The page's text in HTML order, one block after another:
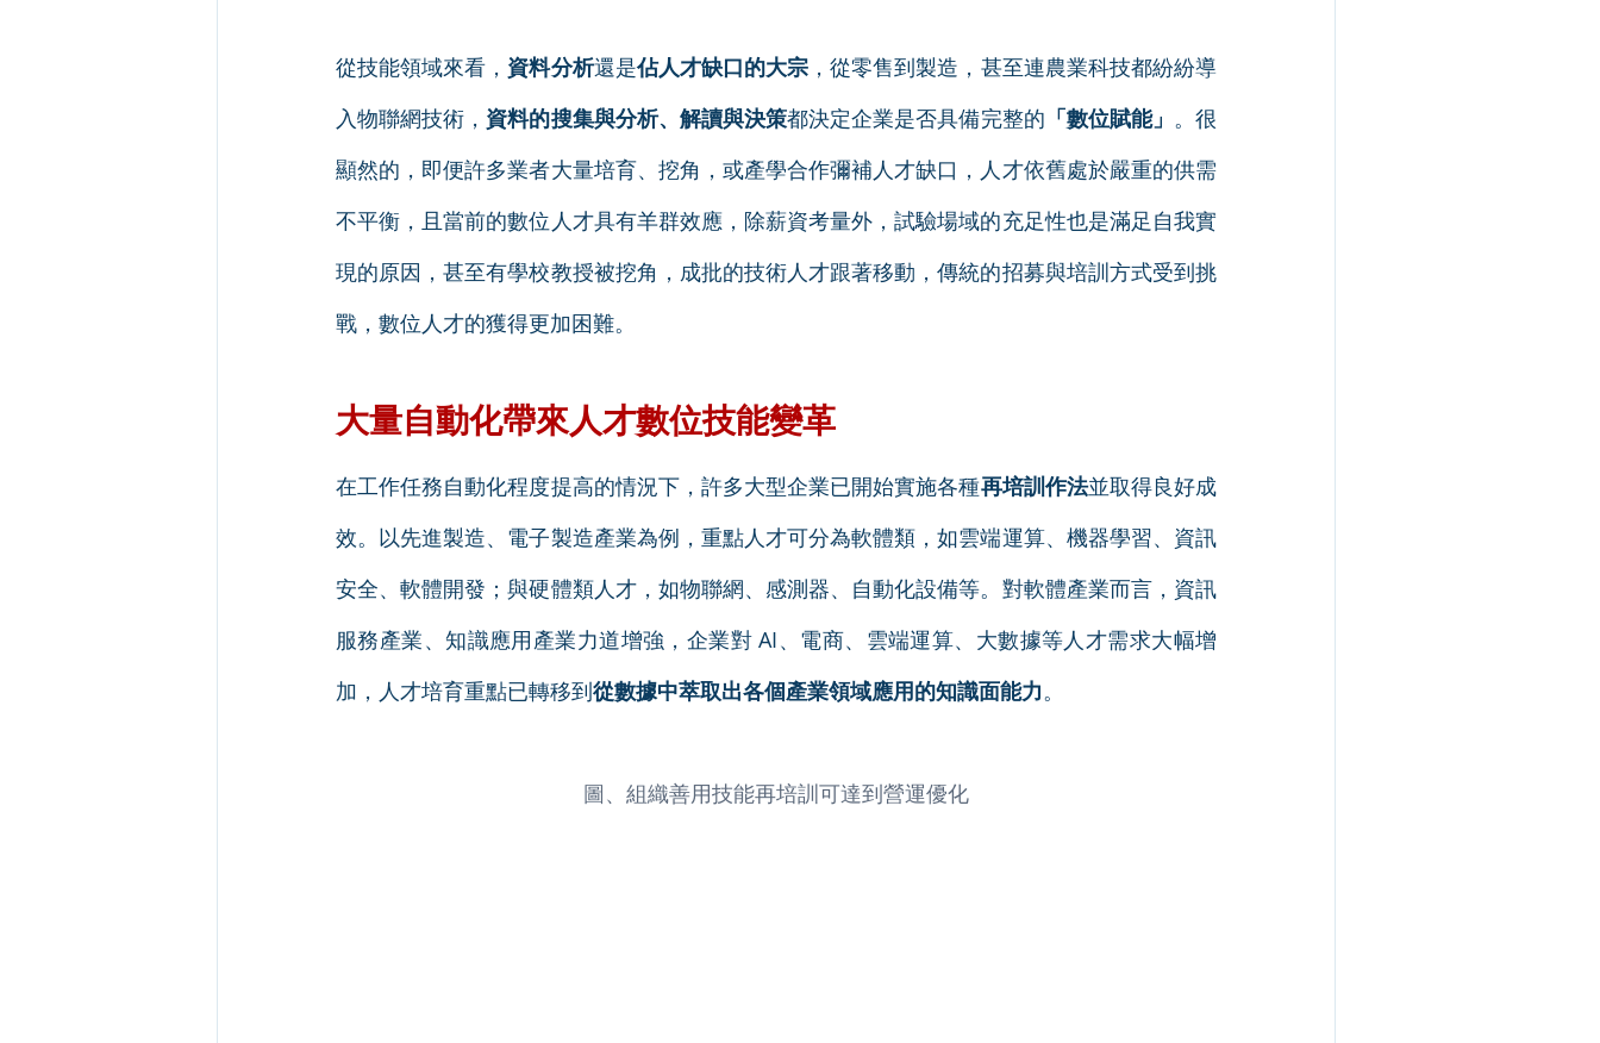
從技能領域來看， 資料分析還是佔人才缺口的大宗 ，從零售到製造，甚至連農業科技都紛紛導
入物聯網技術， 資料的搜集與分析、解讀與決策都決定企業是否具備完整的 「數位賦能」 。很
顯然的，即便許多業者大量培育、挖角，或產學合作彌補人才缺口，人才依舊處於嚴重的供需
不平衡，且當前的數位人才具有羊群效應，除薪資考量外，試驗場域的充足性也是滿足自我實
現的原因，甚至有學校教授被挖角，成批的技術人才跟著移動，傳統的招募與培訓方式受到挑
戰，數位人才的獲得更加困難。
大量自動化帶來人才數位技能變革
在工作任務自動化程度提高的情況下，許多大型企業已開始實施各種再培訓作法並取得良好成
效。以先進製造、電子製造產業為例，重點人才可分為軟體類，如雲端運算、機器學習、資訊
安全、軟體開發；與硬體類人才，如物聯網、感測器、自動化設備等。對軟體產業而言，資訊
服務產業、知識應用產業力道增強，企業對 AI、電商、雲端運算、大數據等人才需求大幅增
加，人才培育重點已轉移到從數據中萃取出各個產業領域應用的知識面能力。
圖、組織善用技能再培訓可達到營運優化